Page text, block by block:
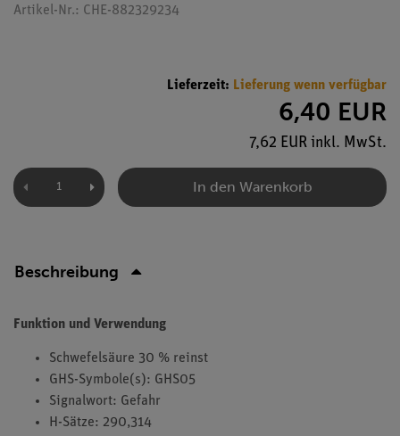
Artikel-Nr.: CHE-882329234
Lieferzeit: Lieferung wenn verfügbar
6,40 EUR
7,62 EUR inkl. MwSt.
In den Warenkorb
Beschreibung
Funktion und Verwendung
Schwefelsäure 30 % reinst
GHS-Symbole(s): GHS05
Signalwort: Gefahr
H-Sätze: 290,314